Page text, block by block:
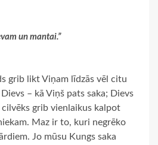
un mantai.”
grib likt Viņam līdzās vēl citu
– kā Viņš pats saka; Dievs
grib vienlaikus kalpot
Maz ir to, kuri negrēko
Jo mūsu Kungs saka